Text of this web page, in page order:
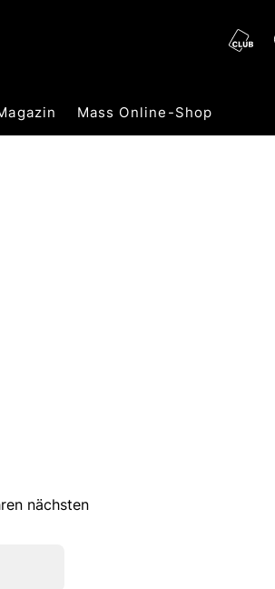
Mass Online-Shop
nächsten